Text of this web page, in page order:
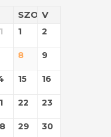
SZO V
1 2
8 9
15 16
22 23
29 30